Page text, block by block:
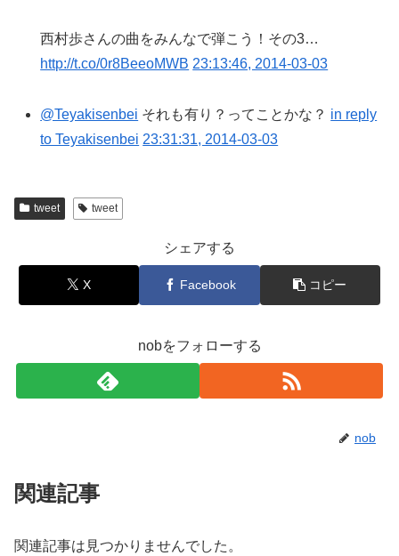
西村歩さんの曲をみんなで弾こう！その3…
http://t.co/0r8BeeoMWB 23:13:46, 2014-03-03
@Teyakisenbei それも有り？ってことかな？ in reply
to Teyakisenbei 23:31:31, 2014-03-03
tweet tweet
シェアする
X Facebook コピー
nobをフォローする
nob
関連記事
関連記事は見つかりませんでした。